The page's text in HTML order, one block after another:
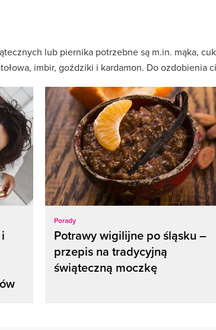
lub piernika potrzebne są m.in. mąka,
imbir, goździki i kardamon. Do ozdobienia
Porady
Potrawy wigilijne po śląsku –
przepis na tradycyjną
świąteczną moczkę